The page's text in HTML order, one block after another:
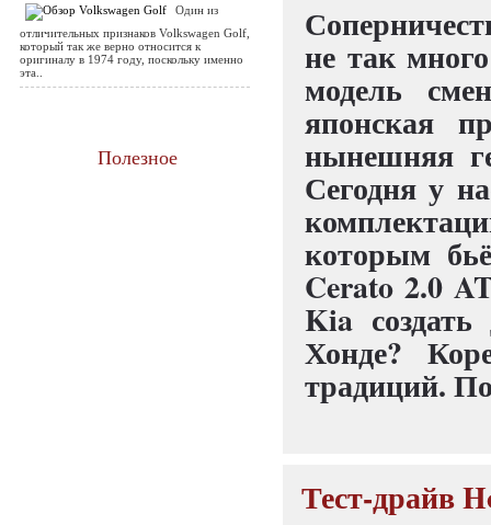
Один из
отличительных признаков Volkswagen Golf,
который так же верно относится к
оригиналу в 1974 году, поскольку именно
эта..
Полезное
не так
модель
японская
нынешняя
Сегодня у
которым
Cerato 2.0
Kia создать
Хонде?
традиций.
Тест-драйв